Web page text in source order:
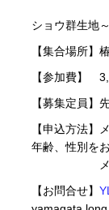
嶽原コー
ショウ群生地
【集合場所】
【参加費】
【募集定員】
【申込方法】
年齢、性別を
メール：
【お問合せ】